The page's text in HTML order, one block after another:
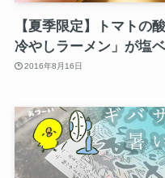
【夏季限定】トマトの
冷やしラーメン」が塩
2016年8月16日